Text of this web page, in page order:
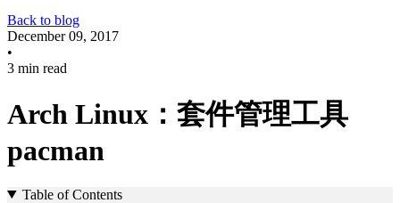
Back to blog
December 09, 2017
•
3 min read
Arch Linux：套件管理工具
pacman
Table of Contents